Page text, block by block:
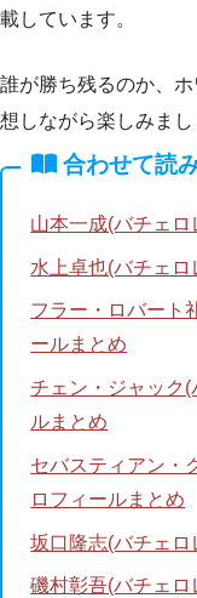
載しています。
誰が勝ち残るのか、
想しながら楽しみまし
合わせて読
山本一成(バチェ
水上卓也(バチェ
フラー・ロバート
ールまとめ
チェン・ジャック
ルまとめ
セバスティアン・
ロフィールまとめ
坂口隆志(バチェ
磯村彰吾(バチェ